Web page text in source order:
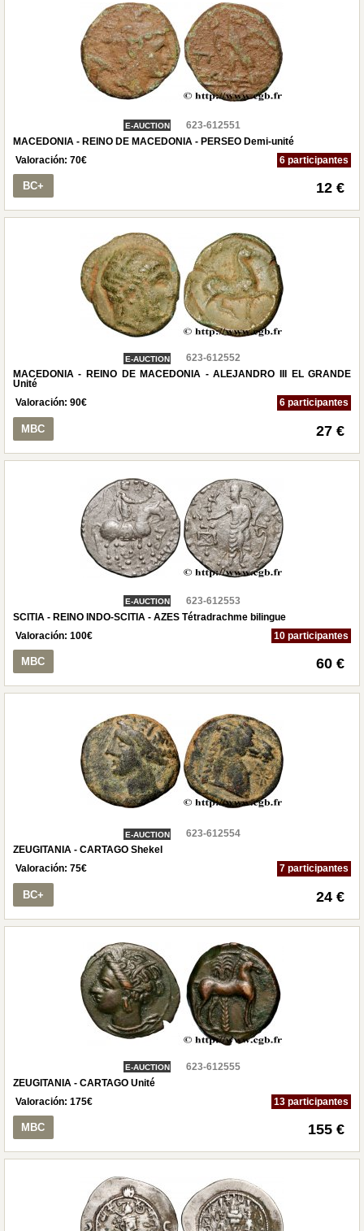
E-AUCTION
623-612551
MACEDONIA - REINO DE MACEDONIA - PERSEO Demi-unité
Valoración: 70€ 6 participantes
BC+ 12 €
E-AUCTION
623-612552
MACEDONIA - REINO DE MACEDONIA - ALEJANDRO III EL GRANDE
Unité
Valoración: 90€ 6 participantes
MBC 27 €
E-AUCTION
623-612553
SCITIA - REINO INDO-SCITIA - AZES Tétradrachme bilingue
Valoración: 100€ 10 participantes
MBC 60 €
E-AUCTION
623-612554
ZEUGITANIA - CARTAGO Shekel
Valoración: 75€ 7 participantes
BC+ 24 €
E-AUCTION
623-612555
ZEUGITANIA - CARTAGO Unité
Valoración: 175€ 13 participantes
MBC 155 €